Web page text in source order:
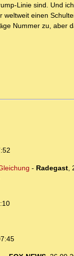
Linie sind. Und
einen
Nummer zu, aber
- Radegast,